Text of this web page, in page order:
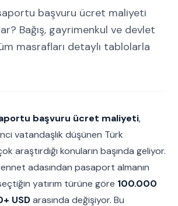
başvuru ücret maliyeti
Bağış, gayrimenkul ve devlet
masrafları detaylı tablolarla
başvuru ücret maliyeti,
vatandaşlık düşünen Türk
araştırdığı konuların başında geliyor.
adasından pasaport almanın
yatırım türüne göre 100.000
USDarasında değişiyor. Bu